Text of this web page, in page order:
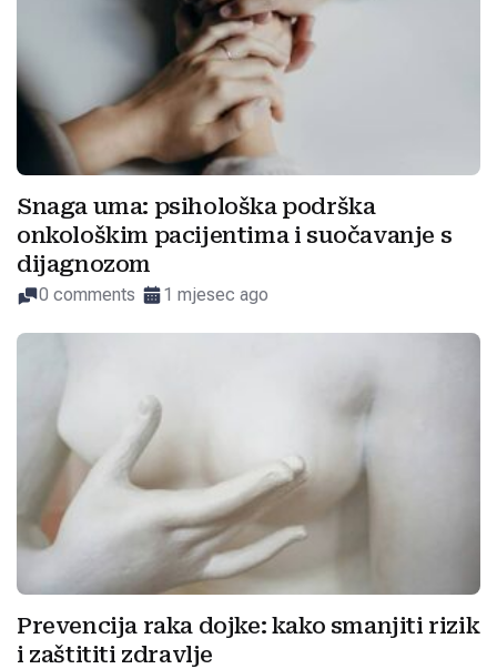
Snaga uma: psihološka podrška
onkološkim pacijentima i suočavanje s
dijagnozom
0 comments 1 mjesec ago
Prevencija raka dojke: kako smanjiti rizik
i zaštititi zdravlje